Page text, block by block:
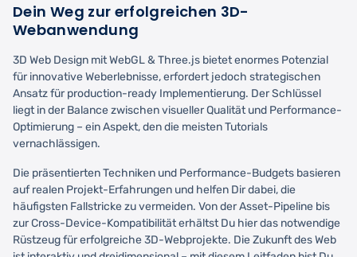
Dein Weg zur erfolgreichen 3D-
Webanwendung
3D Web Design mit WebGL & Three.js bietet enormes Potenzial
für innovative Weberlebnisse, erfordert jedoch strategischen
Ansatz für production-ready Implementierung. Der Schlüssel
liegt in der Balance zwischen visueller Qualität und Performance-
Optimierung – ein Aspekt, den die meisten Tutorials
vernachlässigen.
Die präsentierten Techniken und Performance-Budgets basieren
auf realen Projekt-Erfahrungen und helfen Dir dabei, die
häufigsten Fallstricke zu vermeiden. Von der Asset-Pipeline bis
zur Cross-Device-Kompatibilität erhältst Du hier das notwendige
Rüstzeug für erfolgreiche 3D-Webprojekte. Die Zukunft des Web